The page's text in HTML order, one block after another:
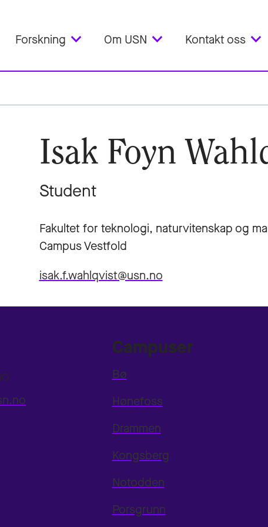
Forskning Om USN Kontakt oss
Isak Foyn
Student
Fakultet for teknologi, naturvitenskap og
Campus Vestfold
isak.f.wahlqvist@usn.no
Campuser
Bø
Hønefoss
Drammen
Kongsberg
Notodden
Porsgrunn